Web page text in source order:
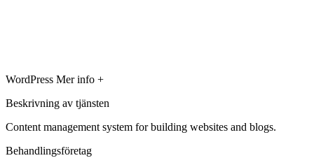
WordPress Mer info +
Beskrivning av tjänsten
Content management system for building websites and blogs.
Behandlingsföretag